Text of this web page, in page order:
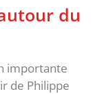
du
importante
de Philippe